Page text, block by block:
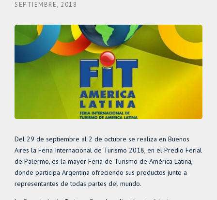
SEPTIEMBRE, 2018
Del 29 de septiembre al 2 de octubre se realiza en Buenos
Aires la Feria Internacional de Turismo 2018, en el Predio Ferial
de Palermo, es la mayor Feria de Turismo de América Latina,
donde participa Argentina ofreciendo sus productos junto a
representantes de todas partes del mundo.